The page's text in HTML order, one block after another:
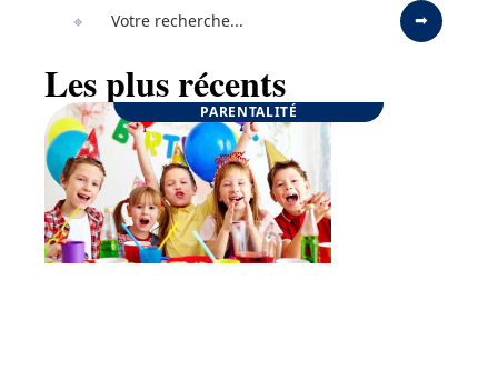
Les plus récents
PARENTALITÉ